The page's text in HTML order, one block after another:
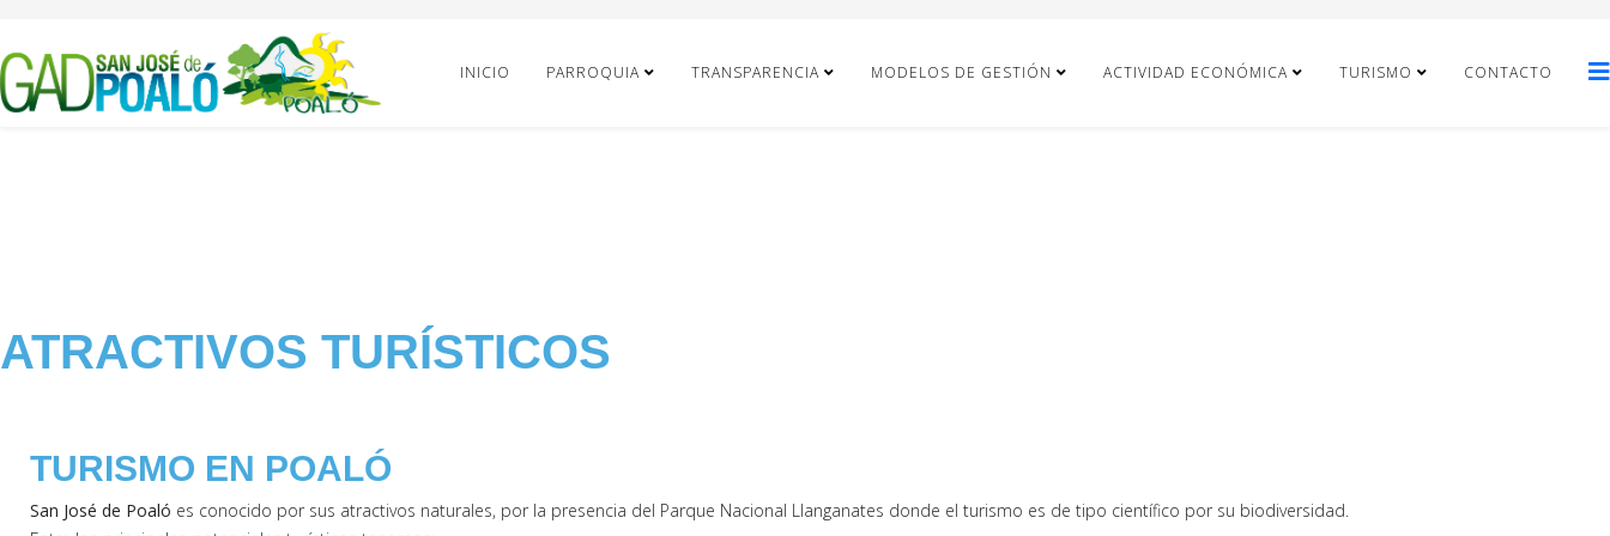
INICIO PARROQUIA TRANSPARENCIA MODELOS DE GESTIÓN ACTIVIDAD ECONÓMICA TURISMO CONTACTO
ATRACTIVOS TURÍSTICOS
TURISMO EN POALÓ
San José de Poaló es conocido por sus atractivos naturales, por la presencia del Parque Nacional Llanganates donde el turismo es de tipo científico por su biodiversidad.